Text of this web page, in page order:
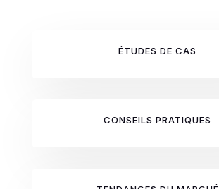
ÉTUDES DE CAS
CONSEILS PRATIQUES